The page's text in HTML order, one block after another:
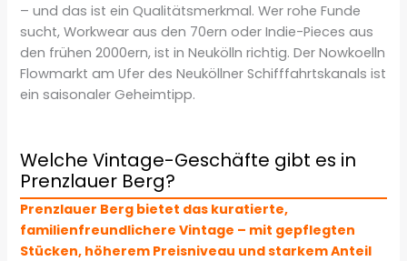
– und das ist ein Qualitätsmerkmal. Wer rohe Funde
sucht, Workwear aus den 70ern oder Indie-Pieces aus
den frühen 2000ern, ist in Neukölln richtig. Der Nowkoelln
Flowmarkt am Ufer des Neuköllner Schifffahrtskanals ist
ein saisonaler Geheimtipp.
Welche Vintage-Geschäfte gibt es in
Prenzlauer Berg?
Prenzlauer Berg bietet das kuratierte,
familienfreundlichere Vintage – mit gepflegten
Stücken, höherem Preisniveau und starkem Anteil